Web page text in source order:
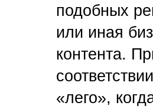
подобных
или иная
контента.
«лего»,